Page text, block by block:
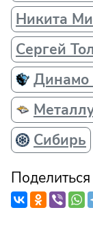
Никита
Сергей
Динамо
Сибирь
Поделиться